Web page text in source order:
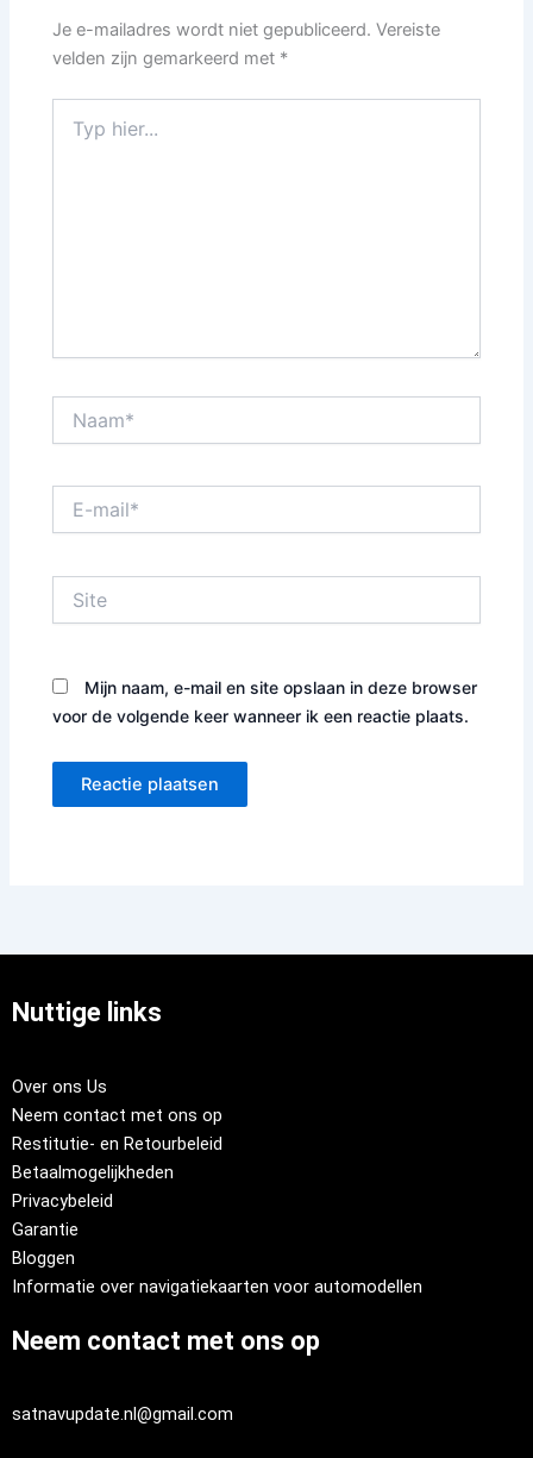
Je e-mailadres wordt niet gepubliceerd. Vereiste
velden zijn gemarkeerd met *
hier...
mail*
Mijn naam, e-mail en site opslaan in deze browser
voor de volgende keer wanneer ik een reactie plaats.
Nuttige links
Over ons Us
Neem contact met ons op
Restitutie- en Retourbeleid
Betaalmogelijkheden
Privacybeleid
Garantie
Bloggen
Informatie over navigatiekaarten voor automodellen
Neem contact met ons op
satnavupdate.nl@gmail.com